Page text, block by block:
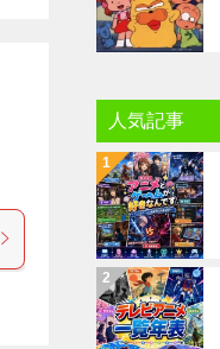
人気記事